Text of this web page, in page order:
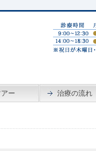
ー 治療の流れ